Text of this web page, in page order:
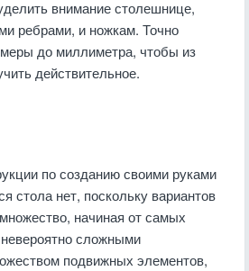
внимание столешнице,
ребрами, и ножкам. Точно
до миллиметра, чтобы из
действительное.
по созданию своими руками
стола нет, поскольку вариантов
начиная от самых
сложными
подвижных элементов,